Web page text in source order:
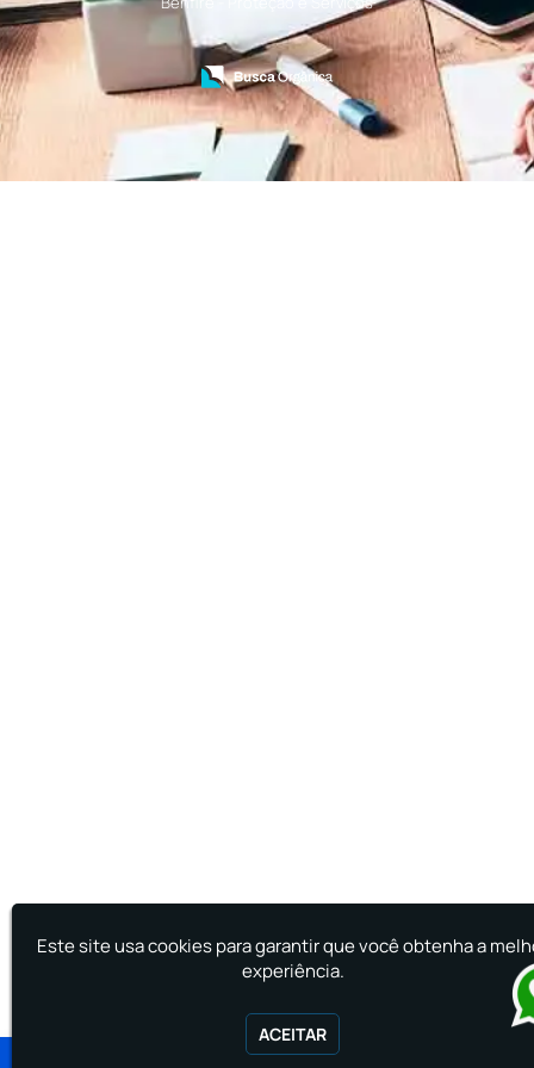
Treinamento de Bombeiros
Treinamento de Brigada
Treinamento de Brigada de Emergência
Treinamento de Brigada de Incêndio
Treinamento de Brigada de Incêndio Valor
Treinamento de Brigadista de Incêndio
Treinamento de Combate a Incêndio NR 23
Este site usa cookies para garantir que você obtenha a
experiência.
ACEITAR